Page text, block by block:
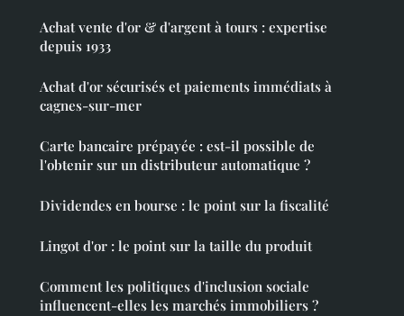
Achat vente d'or & d'argent à tours : expertise
depuis 1933
Achat d'or sécurisés et paiements immédiats à
cagnes-sur-mer
Carte bancaire prépayée : est-il possible de
l'obtenir sur un distributeur automatique ?
Dividendes en bourse : le point sur la fiscalité
Lingot d'or : le point sur la taille du produit
Comment les politiques d'inclusion sociale
influencent-elles les marchés immobiliers ?